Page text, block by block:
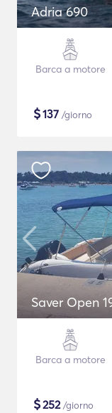
Adria 690
Barca a motore
$137 /giorno
Saver Open
Barca a motore
$252/giorno